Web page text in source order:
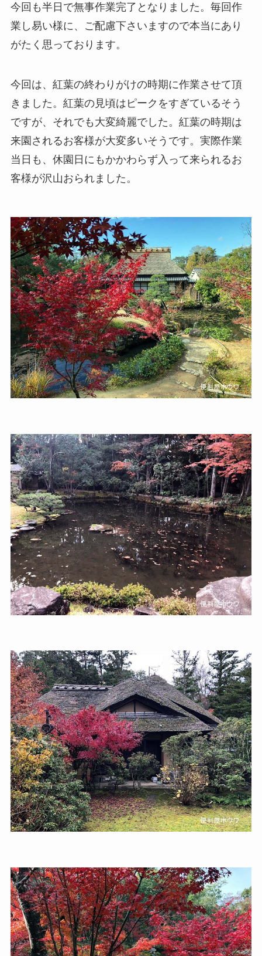
今回も半日で無事作業完了となりました。毎回作
業し易い様に、ご配慮下さいますので本当にあり
がたく思っております。
今回は、紅葉の終わりがけの時期に作業させて頂
きました。紅葉の見頃はピークをすぎているそう
ですが、それでも大変綺麗でした。紅葉の時期は
来園されるお客様が大変多いそうです。実際作業
当日も、休園日にもかかわらず入って来られるお
客様が沢山おられました。